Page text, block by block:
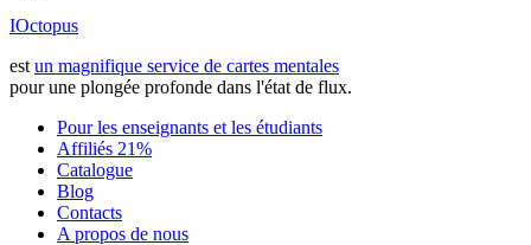
IOctopus
est un magnifique service de cartes mentales
pour une plongée profonde dans l'état de flux.
Pour les enseignants et les étudiants
Affiliés 21%
Catalogue
Blog
Contacts
A propos de nous